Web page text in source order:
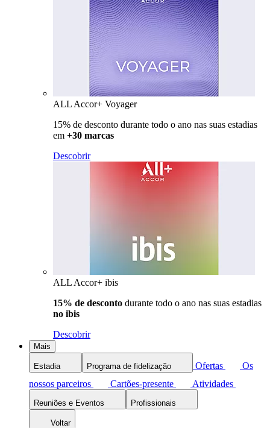
ALL Accor+ Voyager
15% de desconto durante todo o ano nas suas estadias
em +30 marcas
Descobrir
ALL Accor+ ibis
15% de desconto durante todo o ano nas suas estadias
no ibis
Descobrir
Mais
Estadia Programa de fidelização Ofertas
Os
nossos parceiros
Cartões-presente Atividades
Reuniões e Eventos Profissionais
Voltar